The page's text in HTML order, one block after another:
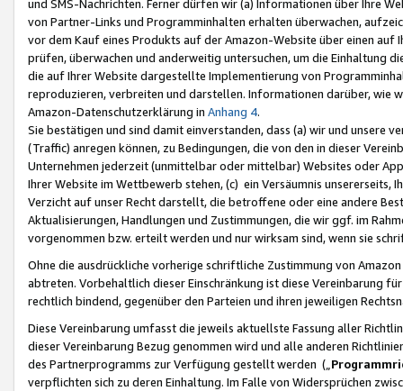
und SMS-Nachrichten. Ferner dürfen wir (a) Informationen über Ihre
von Partner-Links und Programminhalten erhalten überwachen,
vor dem Kauf eines Produkts auf der Amazon-Website über einen
prüfen, überwachen und anderweitig untersuchen, um die Einhaltung
die auf Ihrer Website dargestellte Implementierung von
reproduzieren, verbreiten und darstellen. Informationen darüber, wie
Amazon-Datenschutzerklärung in Anhang 4.
Sie bestätigen und sind damit einverstanden, dass (a) wir und
(Traffic) anregen können, zu Bedingungen, die von den in dieser
Unternehmen jederzeit (unmittelbar oder mittelbar) Websites oder
Ihrer Website im Wettbewerb stehen, (c) ein Versäumnis unsererseits,
Verzicht auf unser Recht darstellt, die betroffene oder eine andere
Aktualisierungen, Handlungen und Zustimmungen, die wir ggf. im
vorgenommen bzw. erteilt werden und nur wirksam sind, wenn sie
Ohne die ausdrückliche vorherige schriftliche Zustimmung von
abtreten. Vorbehaltlich dieser Einschränkung ist diese Vereinbarung
rechtlich bindend, gegenüber den Parteien und ihren jeweiligen
Diese Vereinbarung umfasst die jeweils aktuellste Fassung aller
dieser Vereinbarung Bezug genommen wird und alle anderen
des Partnerprogramms zur Verfügung gestellt werden („
verpflichten sich zu deren Einhaltung. Im Falle von Widersprüchen